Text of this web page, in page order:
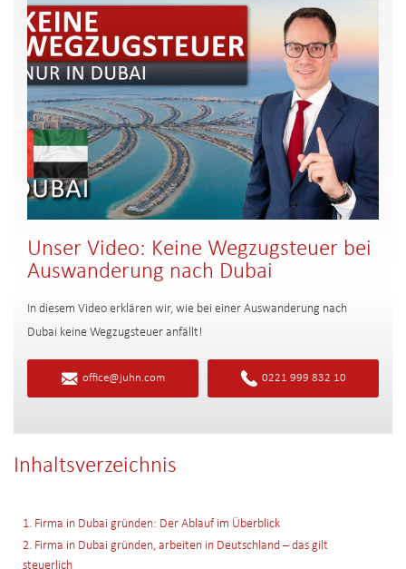
Unser Video: Keine Wegzugsteuer bei
Auswanderung nach Dubai
In diesem Video erklären wir, wie bei einer Auswanderung nach
Dubai keine Wegzugsteuer anfällt!
office@juhn.com 0221 999 832 10
Inhaltsverzeichnis
1. Firma in Dubai gründen: Der Ablauf im Überblick
2. Firma in Dubai gründen, arbeiten in Deutschland – das gilt
steuerlich